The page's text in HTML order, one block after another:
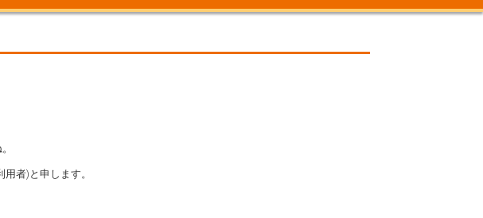
者)と申します。